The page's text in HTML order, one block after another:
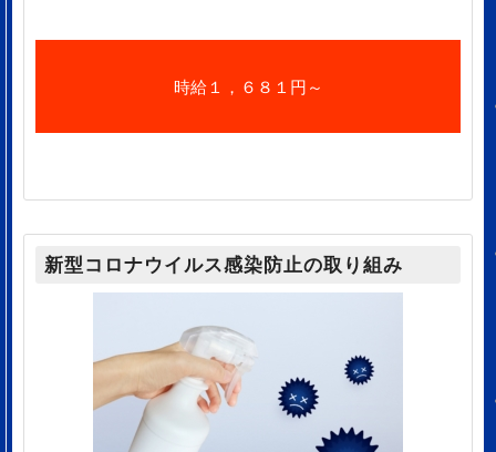
時給１，６８１円～
新型コロナウイルス感染防止の取り組み